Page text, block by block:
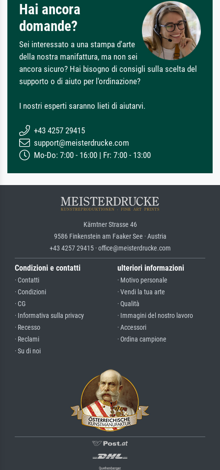
Hai ancora
domande?
Sei interessato a una stampa d'arte
della nostra manifattura, ma non sei
ancora sicuro? Hai bisogno di consigli sulla scelta del
supporto o di aiuto per l'ordinazione?
I nostri esperti saranno lieti di aiutarvi.
+43 4257 29415
support@meisterdrucke.com
Mo-Do: 7:00 - 16:00 | Fr: 7:00 - 13:00
Kärntner Strasse 46
9586 Finkenstein am Faaker See · Austria
+43 4257 29415 · office@meisterdrucke.com
Condizioni e contatti
· Contatti
· Condizioni
· CG
· Informativa sulla privacy
· Recesso
· Reclami
· Su di noi
ulteriori informazioni
· Motivo personale
· Vendi la tua arte
· Qualità
· Immagini del nostro lavoro
· Accessori
· Ordina campione